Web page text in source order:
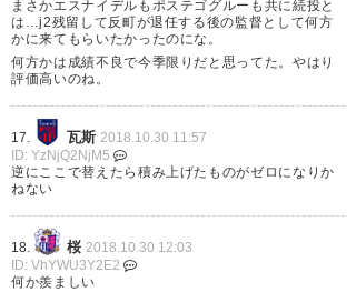
まさかエスナイデルもポステゴグルーも共に続投と
は…j2残留して反町が退任する後の監督として何方
かに来てもらいたかったのにな。
何方かは成績不良で今季限りだと思ってた。やはり
評価高いのね。
17. 瓦斯 2018.10.30 11:57
ID: YzNjQ2NjM5
逆にここで替えたら積み上げたものがゼロになりか
ねない
18. 桜 2018.10.30 12:03
ID: VhYWU3Y2E2
何か羨ましい